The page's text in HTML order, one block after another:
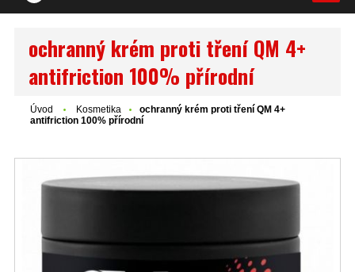
ochranný krém proti tření QM 4+
antifriction 100% přírodní
Úvod Kosmetika
ochranný krém proti tření QM 4+
antifriction 100% přírodní